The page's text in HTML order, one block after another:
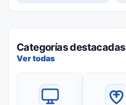
Categorías destacadas
Ver todas